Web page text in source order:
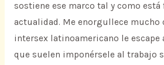
sostiene ese marco tal y como
actualidad. Me enorgullece mucho
intersex latinoamericano le
que suelen imponérsele al trabajo